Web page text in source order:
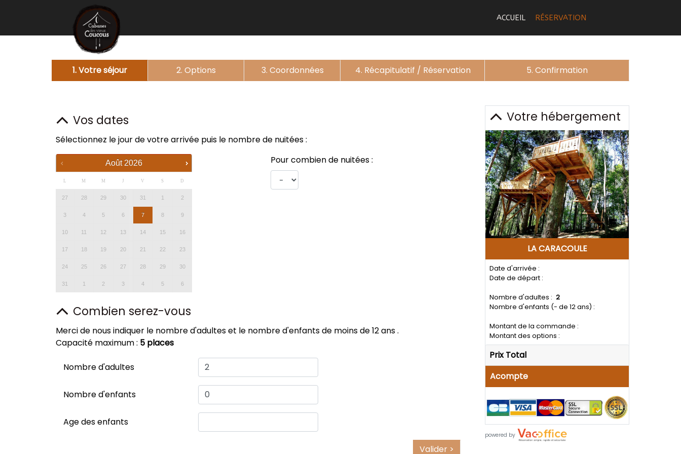
ACCUEIL RÉSERVATION
1. Votre séjour 2. Options 3. Coordonnées 4. Récapitulatif / Réservation 5. Confirmation
Vos dates
Sélectionnez le jour de votre arrivée puis le nombre de nuitées :
Août 2026
L M M J V S D
27 28 29 30 31 1 2
3 4 5 6 7 8 9
10 11 12 13 14 15 16
17 18 19 20 21 22 23
24 25 26 27 28 29 30
31 1 2 3 4 5 6
Pour combien de nuitées :
Combien serez-vous
Merci de nous indiquer le nombre d'adultes et le nombre d'enfants de moins de 12 ans .
Capacité maximum : 5 places
Nombre d'adultes
Nombre d'enfants
Age des enfants
Valider >
Votre hébergement
Previous Next
LA CARACOULE
Date d'arrivée :
Date de départ :
Nombre d'adultes : 2
Nombre d'enfants (- de 12 ans) :
Montant de la commande :
Montant des options :
Prix Total
Acompte
powered by